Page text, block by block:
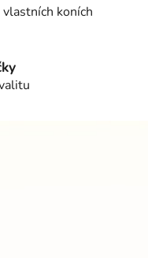
koních